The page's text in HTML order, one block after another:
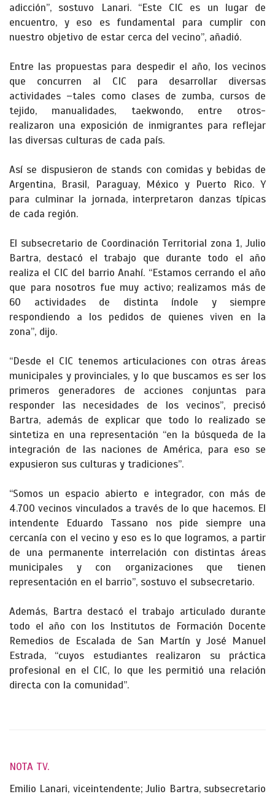
adicción”, sostuvo Lanari. “Este CIC es un lugar de
encuentro, y eso es fundamental para cumplir con
nuestro objetivo de estar cerca del vecino”, añadió.
Entre las propuestas para despedir el año, los vecinos
que concurren al CIC para desarrollar diversas
actividades –tales como clases de zumba, cursos de
tejido, manualidades, taekwondo, entre otros-
realizaron una exposición de inmigrantes para reflejar
las diversas culturas de cada país.
Así se dispusieron de stands con comidas y bebidas de
Argentina, Brasil, Paraguay, México y Puerto Rico. Y
para culminar la jornada, interpretaron danzas típicas
de cada región.
El subsecretario de Coordinación Territorial zona 1, Julio
Bartra, destacó el trabajo que durante todo el año
realiza el CIC del barrio Anahí. “Estamos cerrando el año
que para nosotros fue muy activo; realizamos más de
60 actividades de distinta índole y siempre
respondiendo a los pedidos de quienes viven en la
zona”, dijo.
“Desde el CIC tenemos articulaciones con otras áreas
municipales y provinciales, y lo que buscamos es ser los
primeros generadores de acciones conjuntas para
responder las necesidades de los vecinos”, precisó
Bartra, además de explicar que todo lo realizado se
sintetiza en una representación “en la búsqueda de la
integración de las naciones de América, para eso se
expusieron sus culturas y tradiciones”.
“Somos un espacio abierto e integrador, con más de
4.700 vecinos vinculados a través de lo que hacemos. El
intendente Eduardo Tassano nos pide siempre una
cercanía con el vecino y eso es lo que logramos, a partir
de una permanente interrelación con distintas áreas
municipales y con organizaciones que tienen
representación en el barrio”, sostuvo el subsecretario.
Además, Bartra destacó el trabajo articulado durante
todo el año con los Institutos de Formación Docente
Remedios de Escalada de San Martín y José Manuel
Estrada, “cuyos estudiantes realizaron su práctica
profesional en el CIC, lo que les permitió una relación
directa con la comunidad”.
NOTA TV.
Emilio Lanari, viceintendente; Julio Bartra, subsecretario